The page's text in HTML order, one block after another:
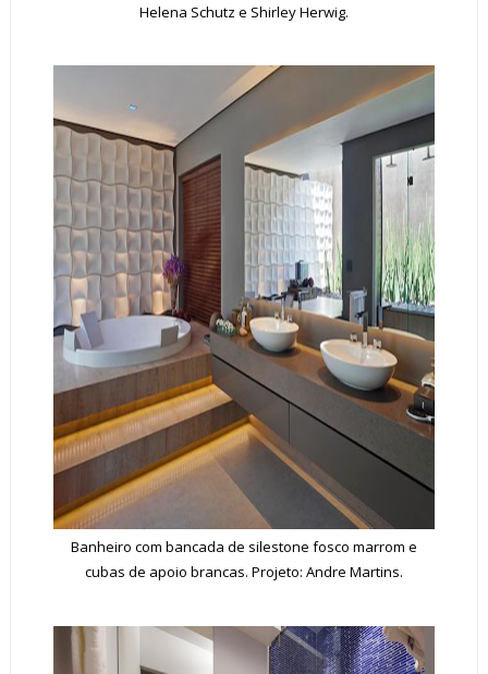
Helena Schutz e Shirley Herwig.
Banheiro com bancada de silestone fosco marrom e
cubas de apoio brancas. Projeto: Andre Martins.